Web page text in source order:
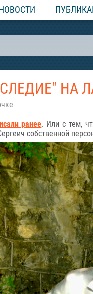
НОВОСТИ
НА
ранее. Или с тем,
собственной